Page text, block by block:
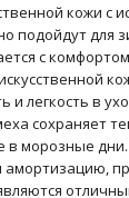
кожи с
подойдут для
с
и легкость в
сохраняет
в морозные
амортизацию,